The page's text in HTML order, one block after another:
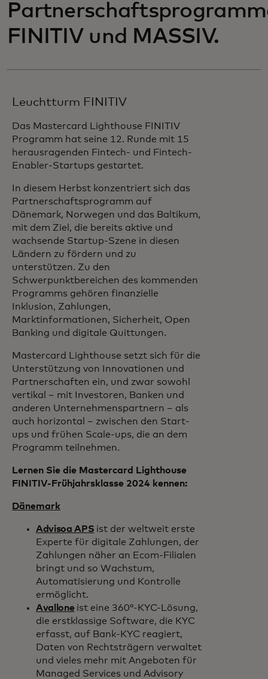
FINITIV und MASSIV.
Leuchtturm FINITIV
Das Mastercard Lighthouse FINITIV
Programm hat seine 12. Runde mit 15
herausragenden Fintech- und Fintech-
Enabler-Startups gestartet.
In diesem Herbst konzentriert sich das
Partnerschaftsprogramm auf
Dänemark, Norwegen und das Baltikum,
mit dem Ziel, die bereits aktive und
wachsende Startup-Szene in diesen
Ländern zu fördern und zu
unterstützen. Zu den
Schwerpunktbereichen des kommenden
Programms gehören finanzielle
Inklusion, Zahlungen,
Marktinformationen, Sicherheit, Open
Banking und digitale Quittungen.
Mastercard Lighthouse setzt sich für die
Unterstützung von Innovationen und
Partnerschaften ein, und zwar sowohl
vertikal – mit Investoren, Banken und
anderen Unternehmenspartnern – als
auch horizontal – zwischen den Start-
ups und frühen Scale-ups, die an dem
Programm teilnehmen.
Lernen Sie die Mastercard Lighthouse
FINITIV-Frühjahrsklasse 2024 kennen:
Dänemark
Advisoa APS ist der weltweit erste
Experte für digitale Zahlungen, der
Zahlungen näher an Ecom-Filialen
bringt und so Wachstum,
Automatisierung und Kontrolle
ermöglicht.
Avalloneist eine 360°-KYC-Lösung,
die erstklassige Software, die KYC
erfasst, auf Bank-KYC reagiert,
Daten von Rechtsträgern verwaltet
und vieles mehr mit Angeboten für
Managed Services und Advisory